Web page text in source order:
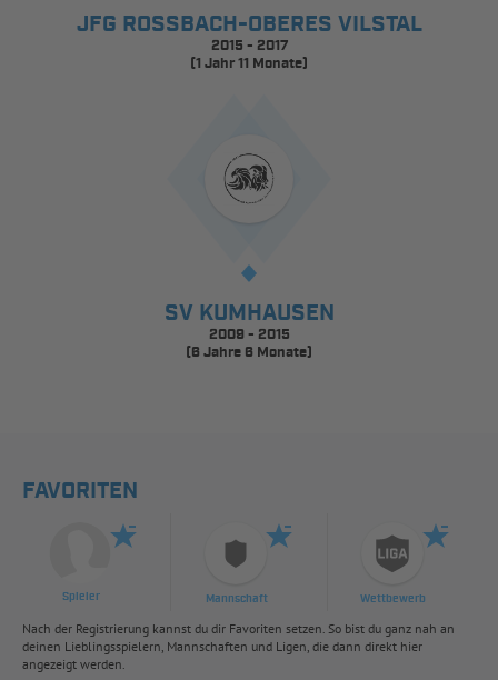
JFG ROSSBACH-OBERES VILSTAL
2015 - 2017
(1 Jahr 11 Monate)
SV KUMHAUSEN
2009 - 2015
(6 Jahre 6 Monate)
FAVORITEN
Spieler Mannschaft Wettbewerb
Nach der Registrierung kannst du dir Favoriten setzen. So bist du ganz nah an
deinen Lieblingsspielern, Mannschaften und Ligen, die dann direkt hier
angezeigt werden.